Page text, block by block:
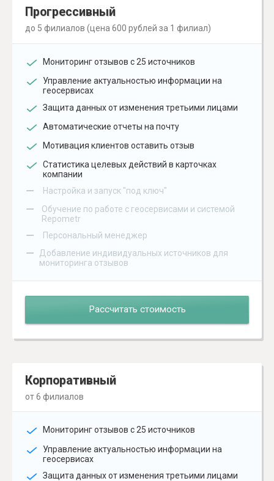
Прогрессивный
до 5 филиалов (цена 600 рублей за 1 филиал)
Мониторинг отзывов с 25 источников
Управление актуальностью информации на
геосервисах
Защита данных от изменения третьими лицами
Автоматические отчеты на почту
Мотивация клиентов оставить отзыв
Статистика целевых действий в карточках
компании
– Настройка и запуск "под ключ"
–
Обучение по работе с геосервисами и системой
Repometr
– Персональный менеджер
–
Добавление индивидуальных источников для
мониторинга отзывов
Рассчитать стоимость
Корпоративный
от 6 филиалов
Мониторинг отзывов с 25 источников
Управление актуальностью информации на
геосервисах
Защита данных от изменения третьими лицами